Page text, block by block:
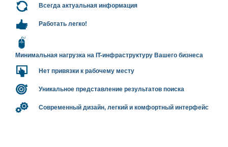
сегда актуальная информация
Работать легко!
Минимальная нагрузка на IT-инфраструктуру Вашего бизнеса
Нет привязки к рабочему месту
Уникальное представление результатов поиска
Современный дизайн, легкий и комфортный интерфейс